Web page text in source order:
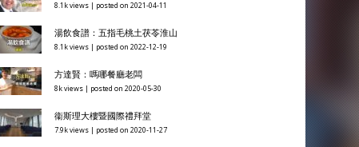
8.1k views posted on 2021-04-11
湯飲食譜：五指毛桃土茯苓淮山
8.1k views posted on 2022-12-19
方達賢：嗎哪餐廳老闆
8k views posted on 2020-05-30
衞斯理大樓暨國際禮拜堂
7.9k views posted on 2020-11-27